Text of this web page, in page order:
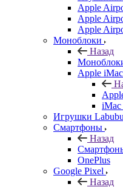
Apple
Apple
Apple
Моноблоки
Назад
Apple iMac
iMac
Игрушки Labubu
Смартфоны
Назад
OnePlus
Google Pixel
Назад